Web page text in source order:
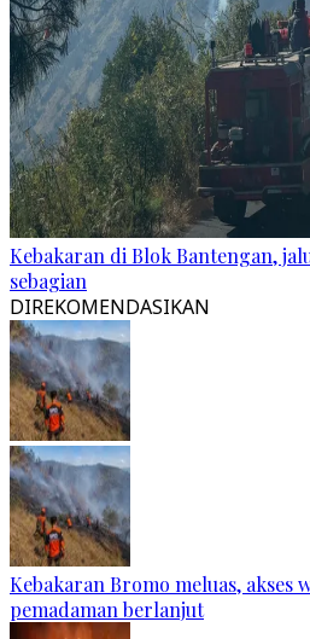
Kebakaran di Blok Bantengan,
sebagian
DIREKOMENDASIKAN
Kebakaran Bromo meluas, akses
pemadaman berlanjut